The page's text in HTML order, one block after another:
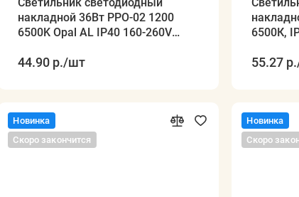
накладной 36Вт PPO-02 1200
6500K Opal AL IP40 160-260V
44.90 р./шт
6500К,
55.27 р.
Новинка
Скоро закончится
Новинка
Скоро